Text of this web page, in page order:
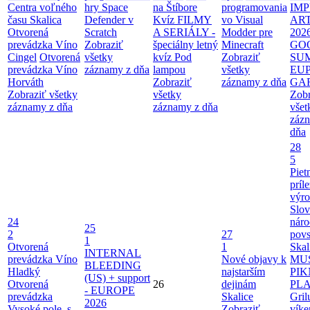
Centra voľného
času Skalica
Otvorená
prevádzka Víno
Cingel Otvorená
prevádzka Víno
Horváth
Zobraziť všetky
záznamy z dňa
hry Space
Defender v
Scratch
Zobraziť
všetky
záznamy z dňa
na Štíbore
Kvíz FILMY
A SERIÁLY -
špeciálny letný
kvíz Pod
lampou
Zobraziť
všetky
záznamy z dňa
programovania
vo Visual
Modder pre
Minecraft
Zobraziť
všetky
záznamy z dňa
dňa
24
2
Otvorená
prevádzka Víno
Hladký
Otvorená
prevádzka
25
1
INTERNAL
BLEEDING
(US) + support
- EUROPE
2026
26
27
1
Nové objavy k
najstarším
dejinám
Skalice
28
5